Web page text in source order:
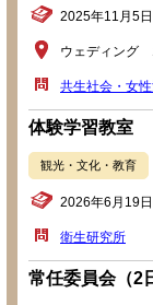
2025年11月5
ウェディング
共生社会・女
体験学習教室
観光・文化・教育
2026年6月19
衛生研究所
常任委員会（2